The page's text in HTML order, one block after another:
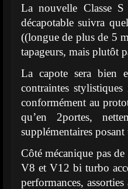
La nouvelle Classe
décapotable suivra
((longue de plus de 5
tapageurs, mais plutôt
La capote sera bien
contraintes
conformément au
qu’en 2portes,
supplémentaires
Côté mécanique pas
V8 et V12 bi turbo
performances,